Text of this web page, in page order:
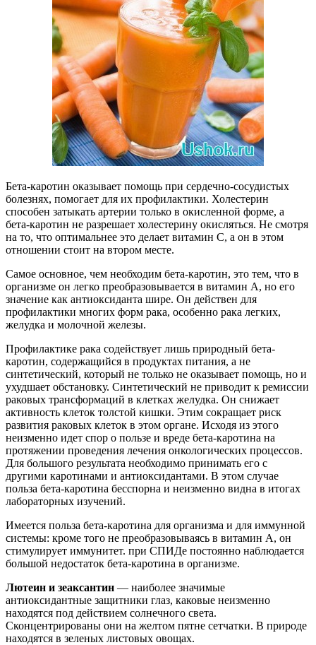
Бета-каротин оказывает помощь при сердечно-сосудистых
болезнях, помогает для их профилактики. Холестерин
способен затыкать артерии только в окисленной форме, а
бета-каротин не разрешает холестерину окисляться. Не смотря
на то, что оптимальнее это делает витамин С, а он в этом
отношении стоит на втором месте.
Самое основное, чем необходим бета-каротин, это тем, что в
организме он легко преобразовывается в витамин А, но его
значение как антиоксиданта шире. Он действен для
профилактики многих форм рака, особенно рака легких,
желудка и молочной железы.
Профилактике рака содействует лишь природный бета-
каротин, содержащийся в продуктах питания, а не
синтетический, который не только не оказывает помощь, но и
ухудшает обстановку. Синтетический не приводит к ремиссии
раковых трансформаций в клетках желудка. Он снижает
активность клеток толстой кишки. Этим сокращает риск
развития раковых клеток в этом органе. Исходя из этого
неизменно идет спор о пользе и вреде бета-каротина на
протяжении проведения лечения онкологических процессов.
Для большого результата необходимо принимать его с
другими каротинами и антиоксидантами. В этом случае
польза бета-каротина бесспорна и неизменно видна в итогах
лабораторных изучений.
Имеется польза бета-каротина для организма и для иммунной
системы: кроме того не преобразовываясь в витамин А, он
стимулирует иммунитет. при СПИДе постоянно наблюдается
большой недостаток бета-каротина в организме.
Лютеин и зеаксантин — наиболее значимые
антиоксидантные защитники глаз, каковые неизменно
находятся под действием солнечного света.
Сконцентрированы они на желтом пятне сетчатки. В природе
находятся в зеленых листовых овощах.